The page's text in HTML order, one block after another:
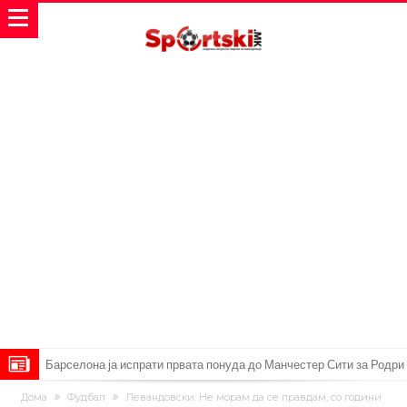
Барселона ја испрати првата понуда до Манчестер Сити за Родри
Манчестер Сити веќе му најде замена на Родри, и тоа во голем
Дома Фудбал
Левандовски: Не морам да се правдам, со години